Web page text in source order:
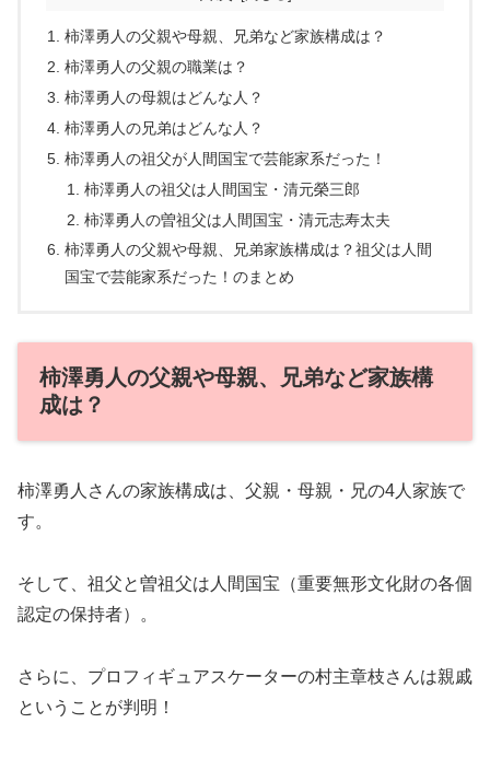
柿澤勇人の父親や母親、兄弟など家族構成は？
柿澤勇人の父親の職業は？
柿澤勇人の母親はどんな人？
柿澤勇人の兄弟はどんな人？
柿澤勇人の祖父が人間国宝で芸能家系だった！
柿澤勇人の祖父は人間国宝・清元榮三郎
柿澤勇人の曽祖父は人間国宝・清元志寿太夫
柿澤勇人の父親や母親、兄弟家族構成は？祖父は人間
国宝で芸能家系だった！のまとめ
柿澤勇人の父親や母親、兄弟など家族構
成は？
柿澤勇人さんの家族構成は、父親・母親・兄の4人家族で
す。
そして、祖父と曽祖父は人間国宝（重要無形文化財の各個
認定の保持者）。
さらに、プロフィギュアスケーターの村主章枝さんは親戚
ということが判明！